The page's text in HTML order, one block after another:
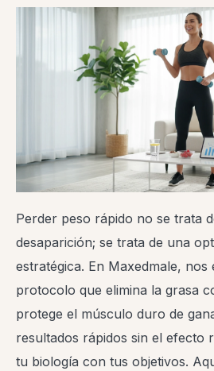
Perder peso rápido no se trata
desaparición; se trata de una
estratégica. En Maxedmale,
protocolo que elimina la grasa
protege el músculo duro de
resultados rápidos sin el efecto
tu biología con tus objetivos.